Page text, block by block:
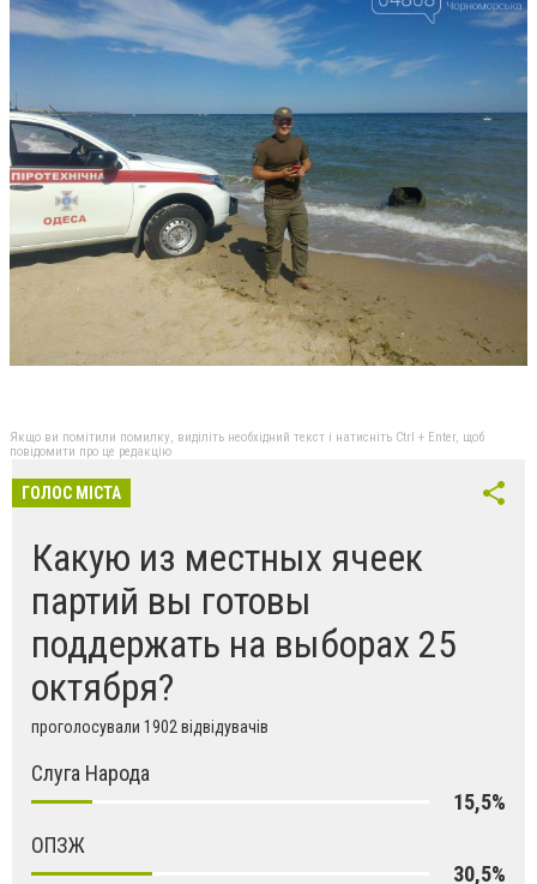
Якщо ви помітили помилку, виділіть необхідний текст і натисніть Ctrl + Enter, щоб
повідомити про це редакцію
ГОЛОС МІСТА
Какую из местных ячеек
партий вы готовы
поддержать на выборах 25
октября?
проголосували 1902 відвідувачів
Слуга Народа
15,5%
ОПЗЖ
30,5%